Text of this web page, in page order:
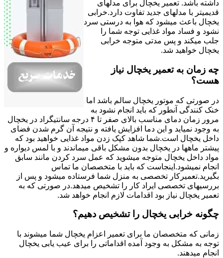
داشته باشد. تعمیر یخچال برای مدلهای
قدیمیتر با مدل‍های جدید تفاوت دارد.خرابی
یخچال باعث میشود که هوا به درستی سرد
نشود و فساد مواد غذایی توجه شما را
جلب میکند و پس مدتی متوجه خرابی
یخچال خواهید شد.
چه زمان به تعمیر یخچال نیاز
هست؟
در صورتی که موتور یخچال سالم باشد اما
خنک کنندگی آنطور که باید انجام نشود به
مرور زمان دمای مناسب بالای صفر تا ۴ درجه سانتیگراد در یخچال
به وجود نمیاید و این دما افزایش یافته و نتیجه آن گرم شدن فضای
داخل یخچال است.شما شاهد کپک زدن مواد غذایی خواهید بود که
پیشتر ماهها در یخچال بدون مشکل باقی میماندند و با لمس دیواره و
مواد داخل یخچال متوجه میشوید که عمل سرد کردن مانند سابق
انجام نمیشود.اینجاست که باید با متخصصان ما تماس
بگیرید.تعمیرکار تخصصی به منزل شما فرستاده میشود و پس از
بررسیهای تخصصی ایراد کار را تشخیص میدهد.در صورتی که به
تعمیر یخچال نیاز بود اقدامات لازم انجام خواهد شد.
چگونه خرابی یخچال را تشخیص دهیم؟
زمانی که متخصصان ما برای تعمیر اعزام یخچال شما میشوند با
توجه به مشکل به وجود آمده اقداماتی را برای عیب یابی یخچال
انجام میدهند.